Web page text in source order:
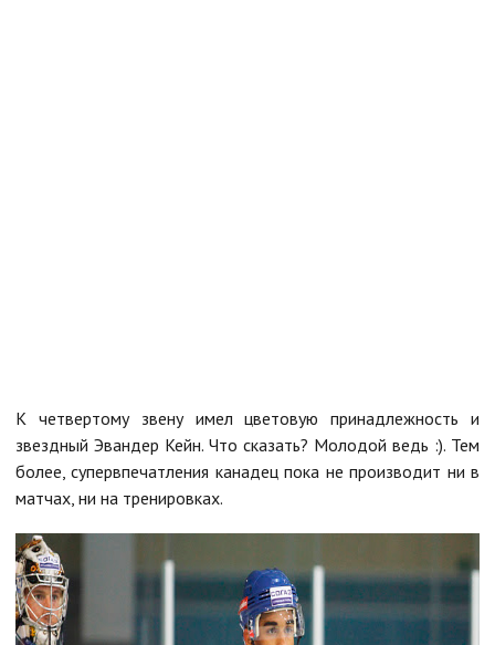
К четвертому звену имел цветовую принадлежность и
звездный Эвандер Кейн. Что сказать? Молодой ведь :). Тем
более, супервпечатления канадец пока не производит ни в
матчах, ни на тренировках.